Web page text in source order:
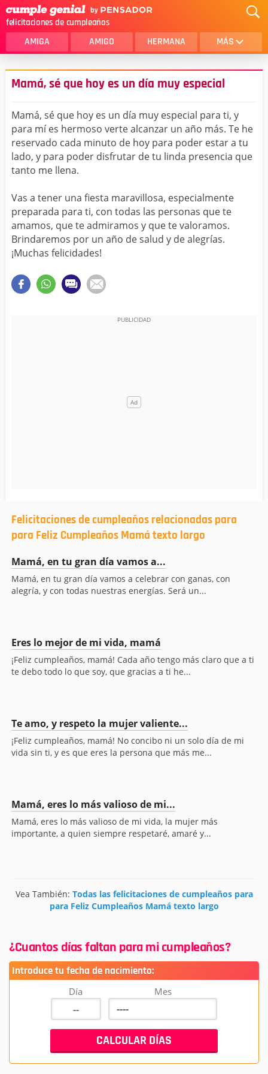
felicitaciones de cumpleaños
AMIGA AMIGO HERMANA MÁS
MAMA
AMOR
SOBRINA
HIJA
HERMANO
HIJO
NOVIA
HOMBRE
TIA
CUÑADA
ALGUIEN ESPECIAL
PRIMO
Mamá, sé que hoy es un día muy especial
Mamá, sé que hoy es un día muy especial para ti, y
para mí es hermoso verte alcanzar un año más. Te he
reservado cada minuto de hoy para poder estar a tu
lado, y para poder disfrutar de tu linda presencia que
tanto me llena.
Vas a tener una fiesta maravillosa, especialmente
preparada para ti, con todas las personas que te
amamos, que te admiramos y que te valoramos.
Brindaremos por un año de salud y de alegrías.
¡Muchas felicidades!
Felicitaciones de cumpleaños relacionadas para
para Feliz Cumpleaños Mamá texto largo
Mamá, en tu gran día vamos a...
Mamá, en tu gran día vamos a celebrar con ganas, con
alegría, y con todas nuestras energías. Será un...
Eres lo mejor de mi vida, mamá
¡Feliz cumpleaños, mamá! Cada año tengo más claro que a ti
te debo todo lo que soy, que gracias a ti he...
Te amo, y respeto la mujer valiente...
¡Feliz cumpleaños, mamá! No concibo ni un solo día de mi
vida sin ti, y es que eres la persona que más me...
Mamá, eres lo más valioso de mi...
Mamá, eres lo más valioso de mi vida, la mujer más
importante, a quien siempre respetaré, amaré y...
Vea También: Todas las felicitaciones de cumpleaños para
para Feliz Cumpleaños Mamá texto largo
¿Cuantos días faltan para mi cumpleaños?
Introduce tu fecha de nacimiento:
Día Mes